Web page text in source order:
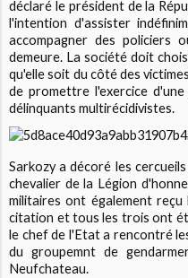
déclaré le président de la
l'intention d'assister
accompagner des policiers
demeure. La société doit
qu'elle soit du côté des
de promettre l'exercice
délinquants multirécidivistes.
Sarkozy a décoré les
chevalier de la Légion
militaires ont également reçu
citation et tous les trois ont
le chef de l'Etat a rencontré
du groupemnt de
Neufchateau.